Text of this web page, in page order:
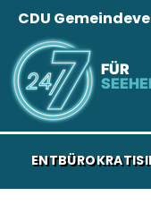
FÜR
CDU